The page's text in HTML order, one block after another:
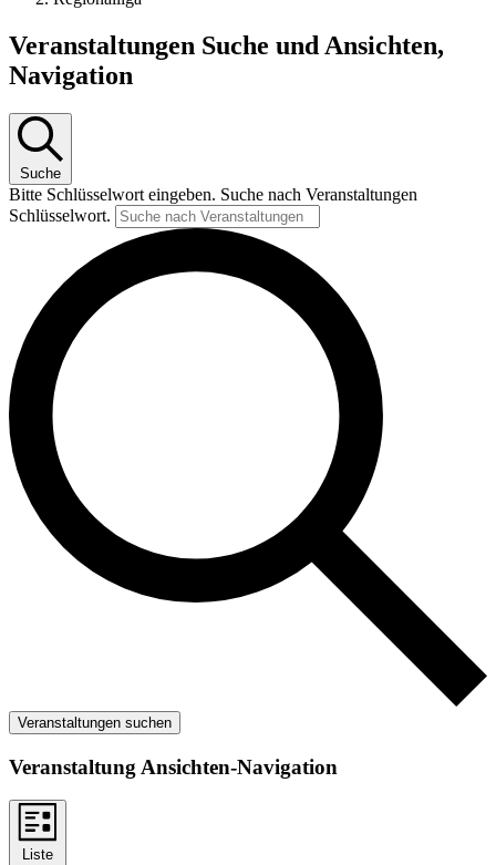
Veranstaltungen
Veranstaltungen Suche und Ansichten,
Navigation
Suche
Bitte Schlüsselwort eingeben. Suche nach Veranstaltungen
Schlüsselwort.
Veranstaltungen suchen
Veranstaltung Ansichten-Navigation
Liste